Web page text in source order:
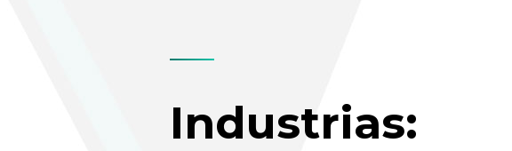
Industrias: